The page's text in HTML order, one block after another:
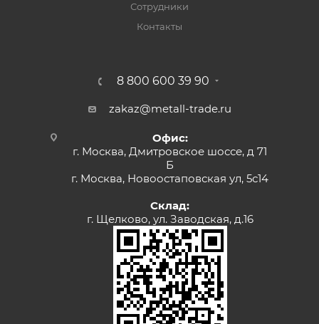
Сотрудники
Контакты
8 800 600 39 90
zakaz@metall-trade.ru
Офис:
г. Москва, Дмитровское шоссе, д 71
Б
г. Москва, Новоостаповская ул, 5с14
Склад:
г. Щелково, ул. Заводская, д.16